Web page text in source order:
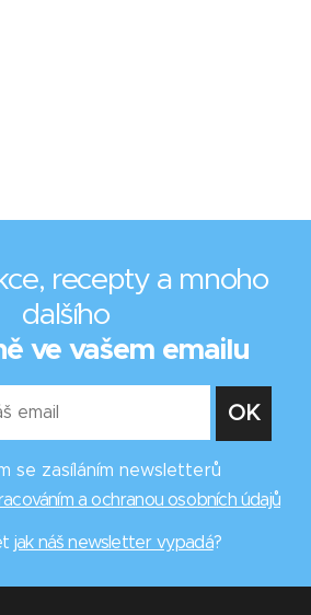
recepty a mnoho
dalšího
ve vašem emailu
se zasíláním newsletterů
a ochranou osobních údajů
jak náš newsletter vypadá?